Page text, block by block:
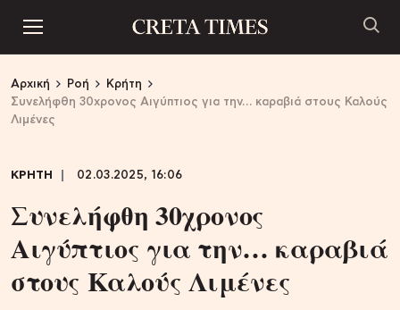
Αρχική Ροή
Κρήτη
Συνελήφθη 30χρονος Αιγύπτιος για την… καραβιά στους Καλούς
Λιμένες
ΚΡΗΤΗ 02.03.2025, 16:06
Συνελήφθη 30χρονος
Αιγύπτιος για την… καραβιά
στους Καλούς Λιμένες